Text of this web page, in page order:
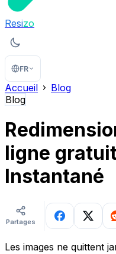
Resizo
FR
Accueil
Blog
Blog
ligne
Instantané
Partages
Les images ne quittent